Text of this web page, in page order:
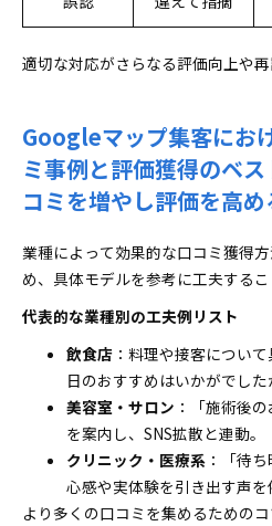
適切な対応がさらなる評価向上や再
Googleマップ集客にお
ミ事例と評価獲得のベ
コミを増やし評価を高
業種によって効果的な口コミ獲得
め、具体モデルを参考に工夫するこ
代表的な業種別の工夫例リスト
飲食店 ：料理や接客につい
日のおすすめはいかがでした
美容室・サロン ：「施術後
を案内し、SNS拡散と連動。
クリニック・医療系 ：「待
心感や実体験を引き出す声を
より多くの口コミを集めるためのコ